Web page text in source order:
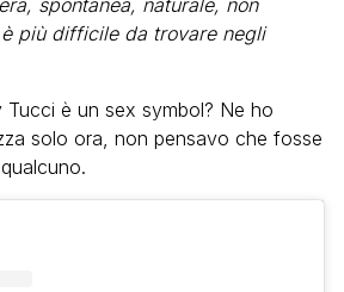
più difficile da trovare negli
Tucci è un sex symbol? Ne ho
solo ora, non pensavo che fosse